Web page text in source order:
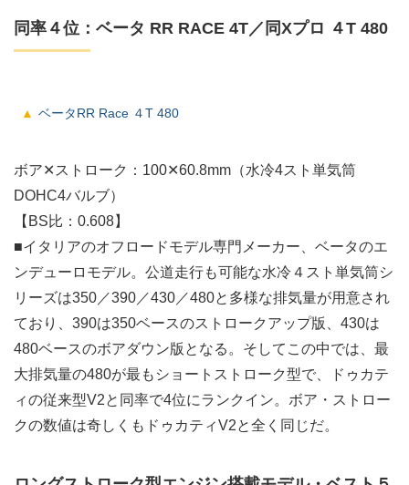
同率４位：ベータ RR RACE 4T／同Xプロ ４T 480
ベータRR Race ４T 480
ボア✕ストローク：100✕60.8mm（水冷4スト単気筒
DOHC4バルブ）
【BS比：0.608】
■イタリアのオフロードモデル専門メーカー、ベータのエ
ンデューロモデル。公道走行も可能な水冷４スト単気筒シ
リーズは350／390／430／480と多様な排気量が用意され
ており、390は350ベースのストロークアップ版、430は
480ベースのボアダウン版となる。そしてこの中では、最
大排気量の480が最もショートストローク型で、ドゥカテ
ィの従来型V2と同率で4位にランクイン。ボア・ストロー
クの数値は奇しくもドゥカティV2と全く同じだ。